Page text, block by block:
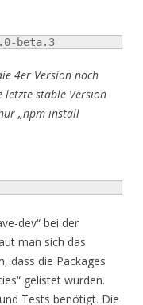
beta.3
4er Version noch
letzte stable Version
„npm install
dev“ bei der
man sich das
dass die Packages
gelistet wurden.
Tests benötigt. Die